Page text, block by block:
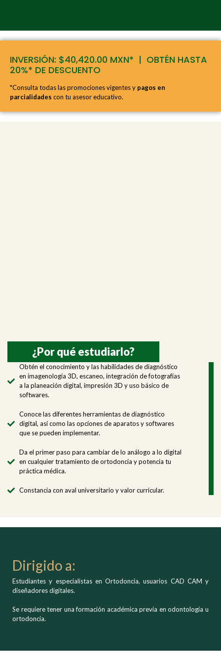
INVERSIÓN: $40,420.00 MXN* | OBTÉN HASTA
20%* DE DESCUENTO
*Consulta todas las promociones vigentes y pagos en
parcialidades con tu asesor educativo.
¿Por qué estudiarlo?
Obtén el conocimiento y las habilidades de diagnóstico
en imagenología 3D, escaneo, integración de fotografías
a la planeación digital, impresión 3D y uso básico de
softwares.
Conoce las diferentes herramientas de diagnóstico
digital, así como las opciones de aparatos y softwares
que se pueden implementar.
Da el primer paso para cambiar de lo análogo a lo digital
en cualquier tratamiento de ortodoncia y potencia tu
práctica médica.
Constancia con aval universitario y valor curricular.
Dirigido a:
Estudiantes y especialistas en Ortodoncia, usuarios CAD CAM y
diseñadores digitales.
Se requiere tener una formación académica previa en odontología u
ortodoncia.